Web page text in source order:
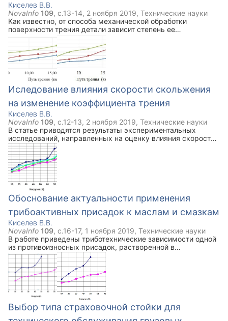
Киселев В.В.
NovaInfo 109, с.13-14, 2 ноября 2019, Технические науки
Как известно, от способа механической обработки
поверхности трения детали зависит степень ее
износостойкости. В данной работе приведены результаты
экспериментальных исследований, показывающих влияние
некоторых видов механической обработки на степень
изнашивания поверхностей трения.
Иследование влияния скорости скольжения
на изменение коэффициента трения
Киселев В.В.
NovaInfo 109, с.12-13, 2 ноября 2019, Технические науки
В статье приводятся результаты экспериментальных
исследований, направленных на оценку влияния скорости
скольжения пары трения на коэффициент трения при
фиксированных нагрузках. Показана стабильность
коэффициента трения при различных скоростях в масле,
модифицированном металлоплакирущими присадками.
Обоснование актуальности применения
трибоактивных присадок к маслам и смазкам
Киселев В.В.
NovaInfo 109, с.16-17, 1 ноября 2019, Технические науки
В работе приведены триботехнические зависимости одной
из противоизносных присадок, растворенной в
авиационном масле МС-20. Испытания смазочного
материала проводилось при двух различных
концентрациях присадки. Выявлены качественных
характеристики применения присадки в масле.
Выбор типа страховочной стойки для